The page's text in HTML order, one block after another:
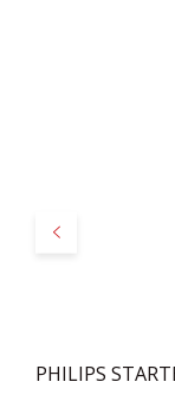
Précédent
PHILIPS